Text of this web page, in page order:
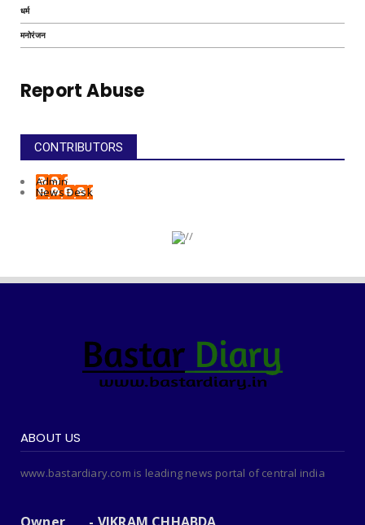
धर्म
मनोरंजन
Report Abuse
CONTRIBUTORS
Admin
News Desk
ABOUT US
www.bastardiary.com is leading news portal of central india